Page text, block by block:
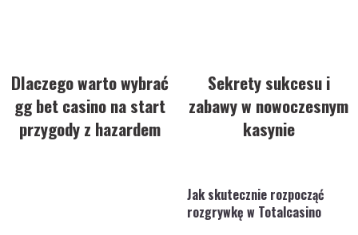
Dlaczego warto wybrać
gg bet casino na start
przygody z hazardem
Sekrety sukcesu i
zabawy w nowoczesnym
kasynie
Jak skutecznie rozpocząć
rozgrywkę w Totalcasino